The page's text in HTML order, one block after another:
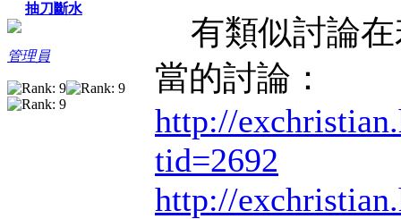
抽刀斷水
管理員
有類似討論在
當的討論：
http://
tid=2692
http://